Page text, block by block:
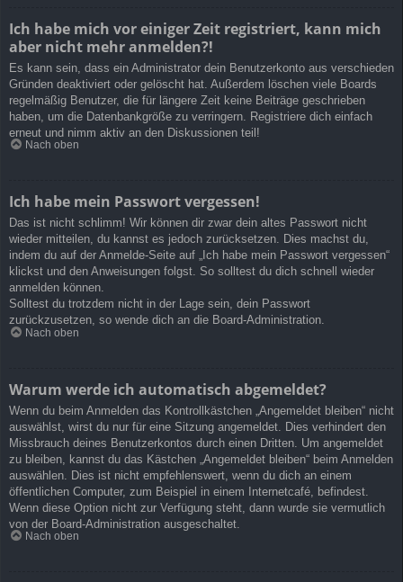
Ich habe mich vor einiger Zeit registriert, kann mich
aber nicht mehr anmelden?!
Es kann sein, dass ein Administrator dein Benutzerkonto aus verschieden
Gründen deaktiviert oder gelöscht hat. Außerdem löschen viele Boards
regelmäßig Benutzer, die für längere Zeit keine Beiträge geschrieben
haben, um die Datenbankgröße zu verringern. Registriere dich einfach
erneut und nimm aktiv an den Diskussionen teil!
Nach oben
Ich habe mein Passwort vergessen!
Das ist nicht schlimm! Wir können dir zwar dein altes Passwort nicht
wieder mitteilen, du kannst es jedoch zurücksetzen. Dies machst du,
indem du auf der Anmelde-Seite auf „Ich habe mein Passwort vergessen“
klickst und den Anweisungen folgst. So solltest du dich schnell wieder
anmelden können.
Solltest du trotzdem nicht in der Lage sein, dein Passwort
zurückzusetzen, so wende dich an die Board-Administration.
Nach oben
Warum werde ich automatisch abgemeldet?
Wenn du beim Anmelden das Kontrollkästchen „Angemeldet bleiben“ nicht
auswählst, wirst du nur für eine Sitzung angemeldet. Dies verhindert den
Missbrauch deines Benutzerkontos durch einen Dritten. Um angemeldet
zu bleiben, kannst du das Kästchen „Angemeldet bleiben“ beim Anmelden
auswählen. Dies ist nicht empfehlenswert, wenn du dich an einem
öffentlichen Computer, zum Beispiel in einem Internetcafé, befindest.
Wenn diese Option nicht zur Verfügung steht, dann wurde sie vermutlich
von der Board-Administration ausgeschaltet.
Nach oben